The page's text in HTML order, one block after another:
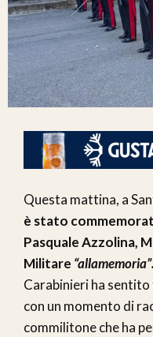
Questa mattina, a
è stato
Pasquale Azzolina,
Militare “allamemoria”.
Carabinieri ha
con un momento di
commilitone che ha